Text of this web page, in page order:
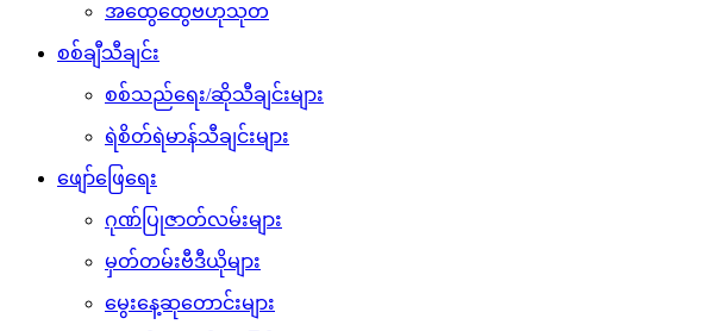
အထွေထွေဗဟုသုတ
စစ်ချီသီချင်း
စစ်သည်ရေး/ဆိုသီချင်းများ
ရဲစိတ်ရဲမာန်သီချင်းများ
ဖျော်ဖြေရေး
ဂုဏ်ပြုဇာတ်လမ်းများ
မှတ်တမ်းဗီဒီယိုများ
မွေးနေ့ဆုတောင်းများ